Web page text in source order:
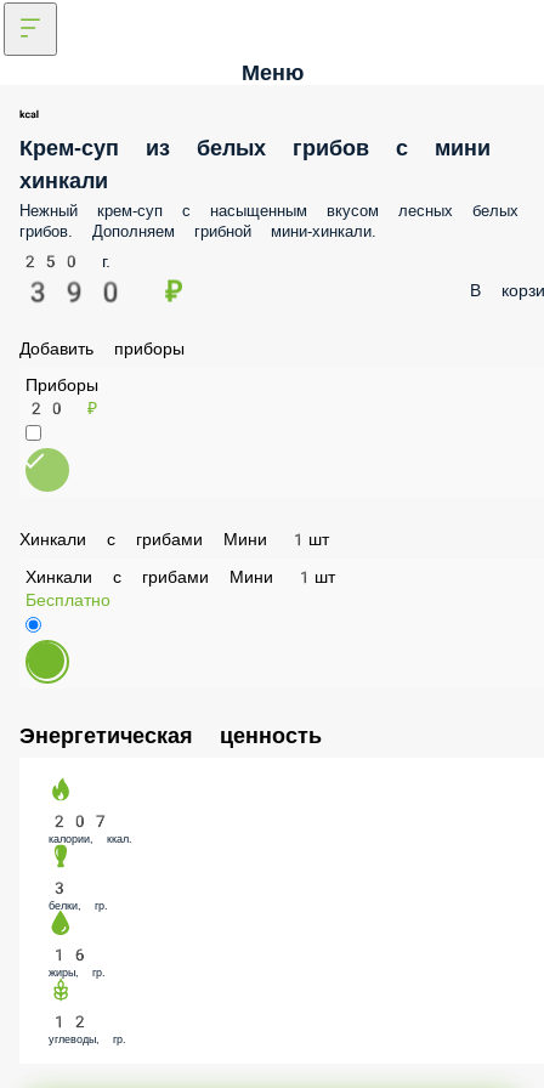
Меню
Крем-суп из белых грибов с мини
хинкали
Нежный крем-суп с насыщенным вкусом лесных белых
грибов. Дополняем грибной мини-хинкали.
250 г.
390 ₽ В
Добавить приборы
Приборы
20 ₽
Хинкали с грибами Мини 1шт
Хинкали с грибами Мини 1шт
Бесплатно
207
калории, ккал.
3
белки, гр.
16
жиры, гр.
12